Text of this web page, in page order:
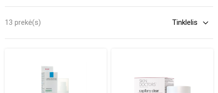
13 prekė(s)